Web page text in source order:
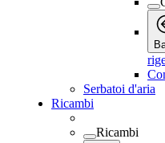
Serbatoi d'aria
Ricambi
Ricambi